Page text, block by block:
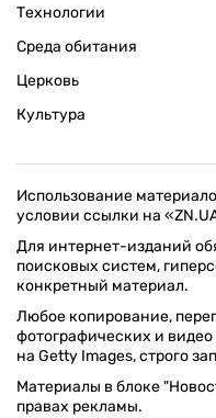
Технологии
Среда обитания
Церковь
Культура
Использование
условии ссылки на
Для интернет-изданий
поисковых систем,
конкретный материал.
Любое копирование,
фотографических и
на Getty Images, строго
Материалы в блоке
правах рекламы.